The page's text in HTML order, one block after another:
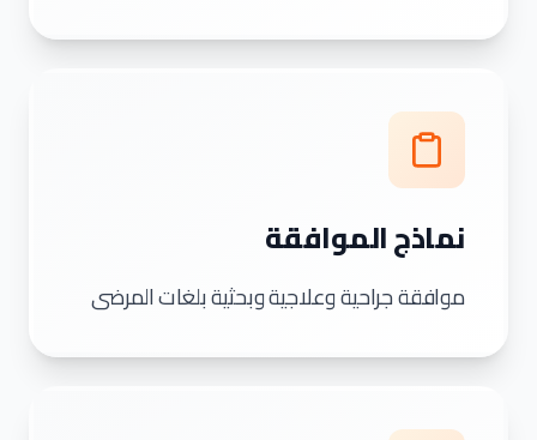
نماذج الموافقة
موافقة جراحية وعلاجية وبحثية بلغات المرضى